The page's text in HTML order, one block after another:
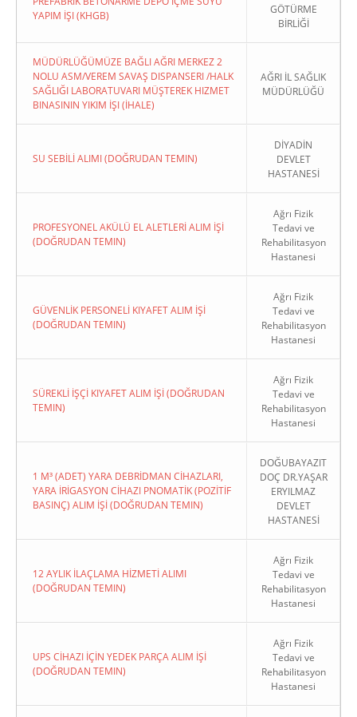
YAPIM İŞI (KHGB)
GÖTÜRME
BİRLİĞİ
MÜDÜRLÜĞÜMÜZE BAĞLI AĞRI MERKEZ 2
NOLU ASM/VEREM SAVAŞ DISPANSERI /HALK
SAĞLIĞI LABORATUVARI MÜŞTEREK HIZMET
BINASININ YIKIM İŞI (İHALE)
AĞRI İL SAĞLIK
MÜDÜRLÜĞÜ
SU SEBİLİ ALIMI (DOĞRUDAN TEMIN)
DİYADİN
DEVLET
HASTANESİ
PROFESYONEL AKÜLÜ EL ALETLERİ ALIM İŞİ
(DOĞRUDAN TEMIN)
Ağrı Fizik
Tedavi ve
Rehabilitasyon
Hastanesi
GÜVENLİK PERSONELİ KIYAFET ALIM İŞİ
(DOĞRUDAN TEMIN)
Ağrı Fizik
Tedavi ve
Rehabilitasyon
Hastanesi
SÜREKLİ İŞÇİ KIYAFET ALIM İŞİ (DOĞRUDAN
TEMIN)
Ağrı Fizik
Tedavi ve
Rehabilitasyon
Hastanesi
1 M³ (ADET) YARA DEBRİDMAN CİHAZLARI,
YARA İRİGASYON CİHAZI PNOMATİK (POZİTİF
BASINÇ) ALIM İŞİ (DOĞRUDAN TEMIN)
DOĞUBAYAZIT
DOÇ DR.YAŞAR
ERYILMAZ
DEVLET
HASTANESİ
12 AYLIK İLAÇLAMA HİZMETİ ALIMI
(DOĞRUDAN TEMIN)
Ağrı Fizik
Tedavi ve
Rehabilitasyon
Hastanesi
UPS CİHAZI İÇİN YEDEK PARÇA ALIM İŞİ
(DOĞRUDAN TEMIN)
Ağrı Fizik
Tedavi ve
Rehabilitasyon
Hastanesi